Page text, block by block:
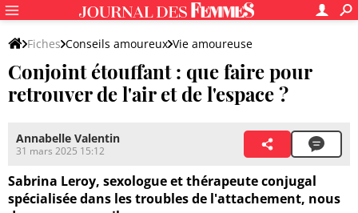
Fiches Conseils amoureux Vie amoureuse
Conjoint étouffant : que faire pour
retrouver de l'air et de l'espace ?
Annabelle Valentin
31 mars 2025 15:12
Sabrina Leroy, sexologue et thérapeute conjugal
spécialisée dans les troubles de l'attachement, nous